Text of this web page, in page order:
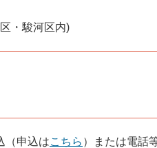
・駿河区内)
（申込はこちら ）または電話